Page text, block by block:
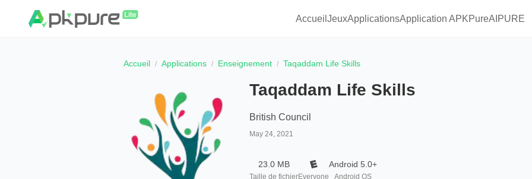
Accueil JeuxApplicationsApplication APKPureAIPURE
Accueil Applications Enseignement Taqaddam Life Skills
Taqaddam Life Skills
British Council
May 24, 2021
23.0 MB
Taille de fichierEveryone
Android 5.0+
Android OS